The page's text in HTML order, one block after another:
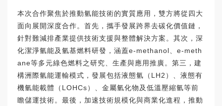
本次合作聚焦於推動氫能技術的實質應用，雙方將從四大
面向展開深度合作。首先，攜手發展跨界去碳化價值鏈，
針對難減排產業提供技術支援與整體解決方案。其次，深
化潔淨氫能及氫基燃料研發，涵蓋e-methanol、e-meth
ane等多元綠色燃料之研究、生產與應用推廣。第三，建
構洲際氫能運輸模式，發展包括液態氫（LH2）、液態有
機氫能載體（LOHCs）、金屬氫化物及低溫壓縮氫等前
瞻儲運技術。最後，加速技術規模化與商業化進程，推動